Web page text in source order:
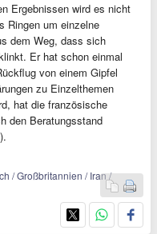
Ergebnissen wird es nicht
Ringen um einzelne
dem Weg, dass sich
Er hat schon einmal
von einem Gipfel
zu Einzelthemen
hat die französische
den Beratungsstand
/ Großbritannien / Iran /